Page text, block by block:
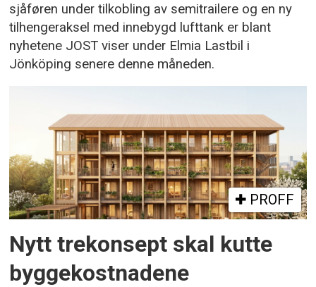
sjåføren under tilkobling av semitrailere og en ny
tilhengeraksel med innebygd lufttank er blant
nyhetene JOST viser under Elmia Lastbil i
Jönköping senere denne måneden.
PROFF
Nytt trekonsept skal kutte
byggekostnadene